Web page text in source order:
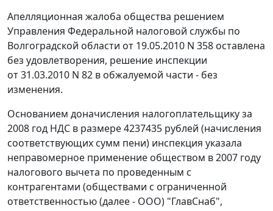
Апелляционная жалоба общества решением
Управления Федеральной налоговой службы по
Волгоградской области от 19.05.2010 N 358 оставлена
без удовлетворения, решение инспекции
от 31.03.2010 N 82 в обжалуемой части - без
изменения.
Основанием доначисления налогоплательщику за
2008 год НДС в размере 4237435 рублей (начисления
соответствующих сумм пени) инспекция указала
неправомерное применение обществом в 2007 году
налогового вычета по проведенным с
контрагентами (обществами с ограниченной
ответственностью (далее - ООО) "ГлавСнаб",